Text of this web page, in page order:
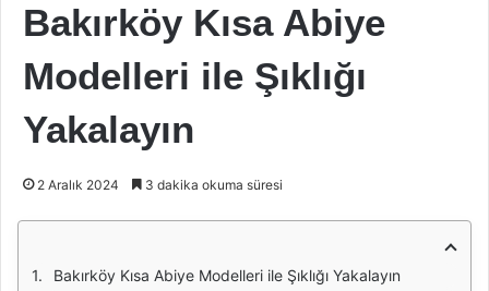
Bakırköy Kısa Abiye
Modelleri ile Şıklığı
Yakalayın
2 Aralık 2024 3 dakika okuma süresi
Bakırköy Kısa Abiye Modelleri ile Şıklığı Yakalayın